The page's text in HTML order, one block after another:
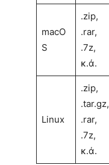
macO
S
.zip,
.rar,
.7z,
κ.ά.
Linux
.zip,
.tar.gz,
.rar,
.7z,
κ.ά.